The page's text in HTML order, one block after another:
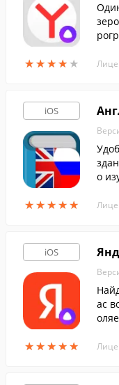
★★★★ ★
★★★★ ★
iOS
★★★★★
★★★★★
о
iOS
★★★★★
★★★★★
ас
о